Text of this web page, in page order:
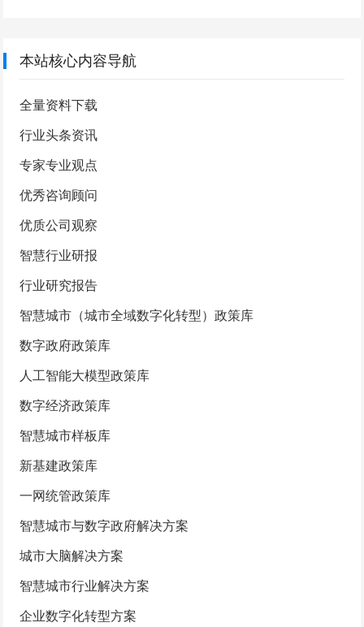
本站核心内容导航
全量资料下载
行业头条资讯
专家专业观点
优秀咨询顾问
优质公司观察
智慧行业研报
行业研究报告
智慧城市（城市全域数字化转型）政策库
数字政府政策库
人工智能大模型政策库
数字经济政策库
智慧城市样板库
新基建政策库
一网统管政策库
智慧城市与数字政府解决方案
城市大脑解决方案
智慧城市行业解决方案
企业数字化转型方案